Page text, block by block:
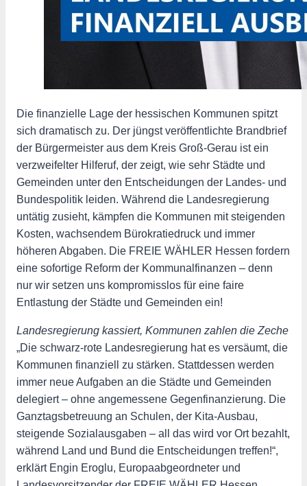
Die finanzielle Lage der hessischen Kommunen spitzt
sich dramatisch zu. Der jüngst veröffentlichte Brandbrief
der Bürgermeister aus dem Kreis Groß-Gerau ist ein
verzweifelter Hilferuf, der zeigt, wie sehr Städte und
Gemeinden unter den Entscheidungen der Landes- und
Bundespolitik leiden. Während die Landesregierung
untätig zusieht, kämpfen die Kommunen mit steigenden
Kosten, wachsendem Bürokratiedruck und immer
höheren Abgaben. Die FREIE WÄHLER Hessen fordern
eine sofortige Reform der Kommunalfinanzen – denn
nur wir setzen uns kompromisslos für eine faire
Entlastung der Städte und Gemeinden ein!
Landesregierung kassiert, Kommunen zahlen die Zeche
„Die schwarz-rote Landesregierung hat es versäumt, die
Kommunen finanziell zu stärken. Stattdessen werden
immer neue Aufgaben an die Städte und Gemeinden
delegiert – ohne angemessene Gegenfinanzierung. Die
Ganztagsbetreuung an Schulen, der Kita-Ausbau,
steigende Sozialausgaben – all das wird vor Ort bezahlt,
während Land und Bund die Entscheidungen treffen!“,
erklärt Engin Eroglu, Europaabgeordneter und